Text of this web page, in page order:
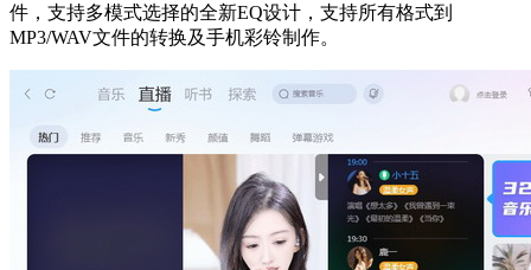
件，支持多模式选择的全新EQ设计，支持所有格式到
MP3/WAV文件的转换及手机彩铃制作。